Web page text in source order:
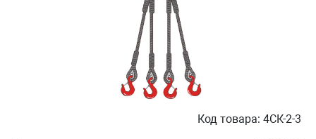
Код товара: 4СК-2-3